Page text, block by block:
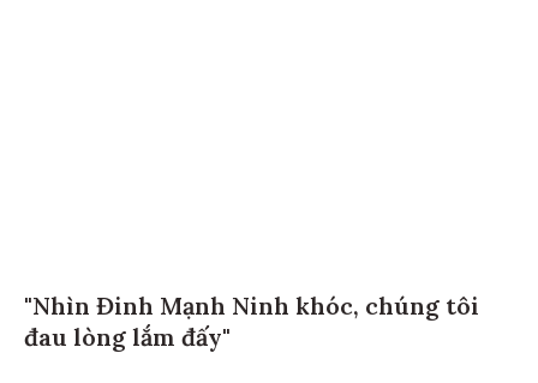
"Nhìn Đinh Mạnh Ninh khóc, chúng tôi
đau lòng lắm đấy"